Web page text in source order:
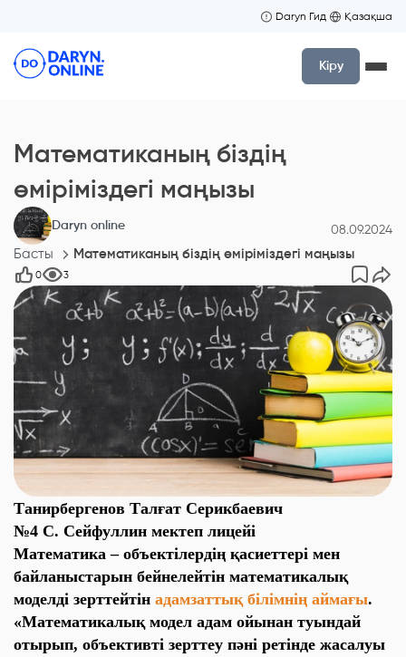
Daryn Гид Қазақша
Кіру
Математиканың біздің
өміріміздегі маңызы
Daryn online 08.09.2024
Басты Математиканың біздің өміріміздегі маңызы
0 3
Танирбергенов Талғат Серикбаевич
№4 С. Сейфуллин мектеп лицейі
Математика – объектілердің қасиеттері мен
байланыстарын бейнелейтін математикалық
моделді зерттейтін адамзаттық білімнің аймағы.
«Математикалық модел адам ойынан туындай
отырып, объективті зерттеу пәні ретінде жасалуы